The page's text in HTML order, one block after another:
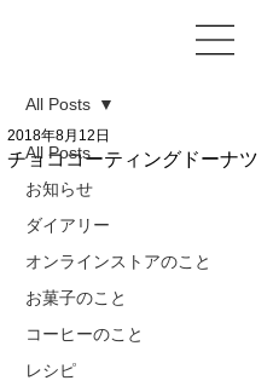
All Posts
お知らせ
ダイアリー
オンラインストアのこと
お菓子のこと
コーヒーのこと
レシピ
All Posts
チョココーティングドーナツ
2018年8月12日